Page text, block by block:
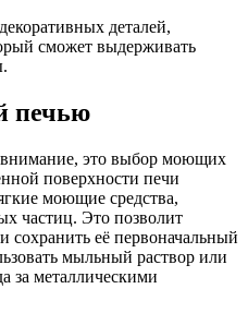
деталей,
сможет выдерживать
печью
внимание, это выбор моющих
поверхности печи
моющие средства,
частиц. Это позволит
сохранить её первоначальный
мыльный раствор или
за металлическими